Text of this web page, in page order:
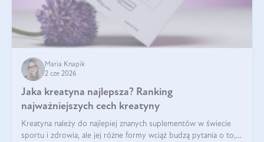
Maria Knapik
2 cze 2026
Jaka kreatyna najlepsza? Ranking
najważniejszych cech kreatyny
Kreatyna należy do najlepiej znanych suplementów w świecie
sportu i zdrowia, ale jej różne formy wciąż budzą pytania o to,